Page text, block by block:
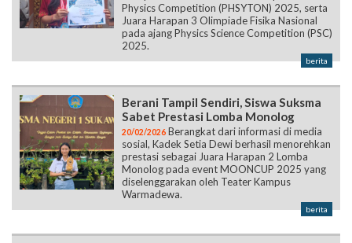
Physics Competition (PHSYTON) 2025, serta
Juara Harapan 3 Olimpiade Fisika Nasional
pada ajang Physics Science Competition (PSC)
2025.
berita
Berani Tampil Sendiri, Siswa Suksma
Sabet Prestasi Lomba Monolog
20/02/2026 Berangkat dari informasi di media
sosial, Kadek Setia Dewi berhasil menorehkan
prestasi sebagai Juara Harapan 2 Lomba
Monolog pada event MOONCUP 2025 yang
diselenggarakan oleh Teater Kampus
Warmadewa.
berita